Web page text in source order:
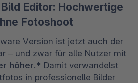
Editor: Hochwertige
Fotoshoot
höher.* Damit verwandelst
in professionelle Bilder